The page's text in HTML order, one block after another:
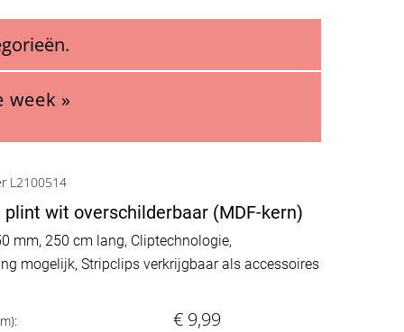
week »
L2100514
wit overschilderbaar (MDF-kern)
mm, 250 cm lang, Cliptechnologie,
mogelijk, Stripclips verkrijgbaar als accessoires
€ 9,99